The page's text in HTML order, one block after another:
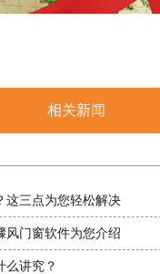
相关新闻
这三点为您轻松解决
风门窗软件为您介绍
么讲究？